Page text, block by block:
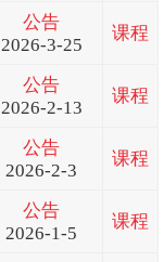
公告
2026-3-25
课程
公告
2026-2-13
课程
公告
2026-2-3
课程
公告
2026-1-5
课程